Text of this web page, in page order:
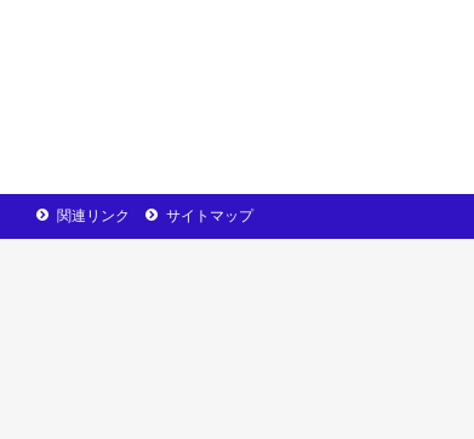
サイトマップ
関連リンク